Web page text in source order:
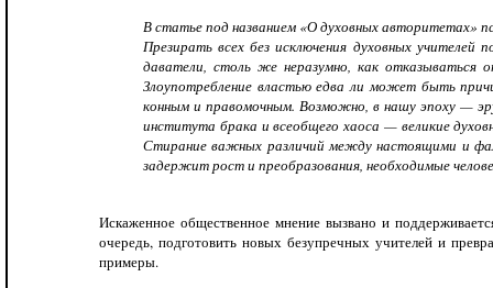
В статье под названием «О духовных авторитетах»
Презирать всех без исключения духовных
даватели, столь же неразумно, как отказываться
Злоупотребление властью едва ли может быть
конным и правомочным. Возможно, в нашу эпоху —
института брака и всеобщего хаоса — великие
Стирание важных различий между настоящими и
задержит рост и преобразования, необходимые
Искаженное общественное мнение вызвано и
очередь, подготовить новых безупреч­ных учителей и
примеры.